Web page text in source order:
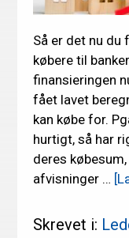
Så er det nu du
købere til
finansieringen
fået lavet
kan købe for.
hurtigt, så har
deres
afvisninger …
Skrevet i: